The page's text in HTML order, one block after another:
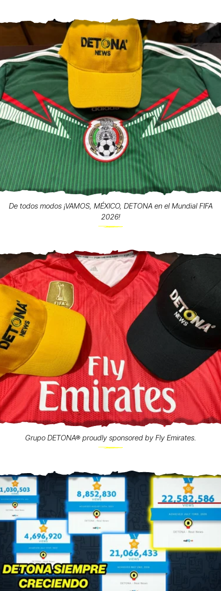
De todos modos ¡VAMOS, MÉXICO, DETONA en el Mundial FIFA
2026!
Grupo DETONA® proudly sponsored by Fly Emirates.